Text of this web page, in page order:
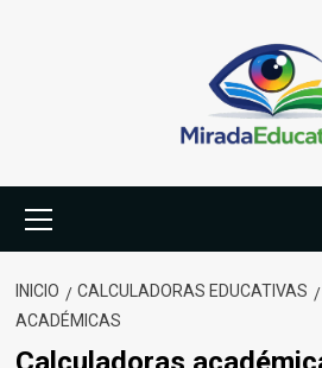
primario
INICIO CALCULADORAS EDUCATIVAS
ACADÉMICAS